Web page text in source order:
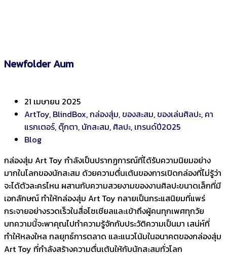
Newfolder Aum
21 เมษายน 2025
ArtToy, BlindBox,กล่องสุ่ม,ของสะสม,ของเล่นศิลปะ, คา
แรกเตอร์, ตุ๊กตา, นักสะสม, ศิลปะ, เทรนด์ปี2025
Blog
กล่องสุ่ม Art Toy กำลังเป็นปรากฏการณ์ที่ได้รับความนิยมอย่าง
มากในโลกของนักสะสม ด้วยความตื่นเต้นของการเปิดกล่องที่ไม่รู้ว่า
จะได้ตัวละครไหน ผสานกับความสวยงามของงานศิลปะขนาดเล็กที่มี
เอกลักษณ์ ทำให้กล่องสุ่ม Art Toy กลายเป็นกระแสนิยมที่แพร่
กระจายอย่างรวดเร็วในสื่อโซเชียลและเข้าถึงผู้คนทุกเพศทุกวัย
บทความนี้จะพาคุณไปทำความรู้จักกับประวัติความเป็นมา เสน่ห์ที่
ทำให้หลงใหล กลยุทธ์การตลาด และแนวโน้มในอนาคตของกล่องสุ่ม
Art Toy ที่กำลังสร้างความตื่นเต้นให้กับนักสะสมทั่วโลก